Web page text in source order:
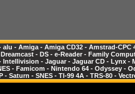
alu - Amiga - Amiga CD32 - Amstrad-CPC
Dreamcast- DS- e-Reader- Family
Intellivision - Jaguar - Jaguar CD - Lynx -
- Famicom - Nintendo 64 - Odyssey -
- Saturn - SNES - TI-99 4A - TRS-80 -